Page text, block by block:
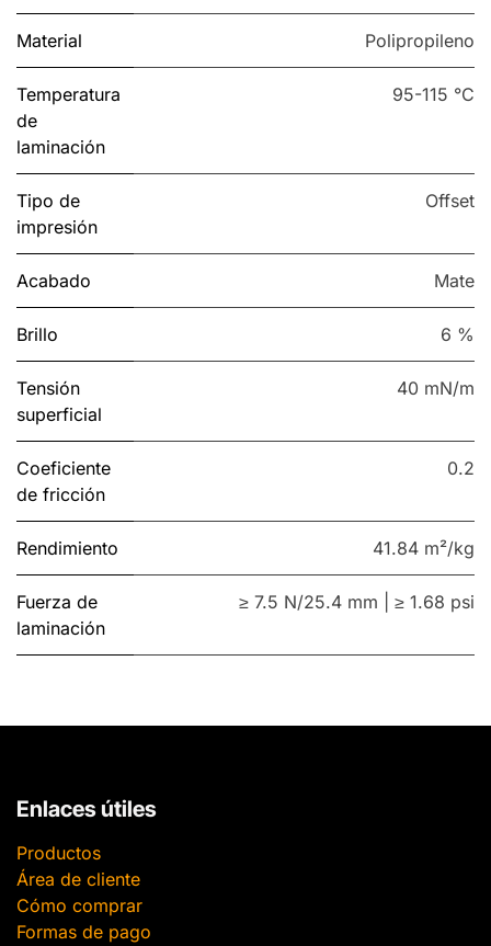
Material Polipropileno
Temperatura
de
laminación
95-115 °C
Tipo de
impresión
Offset
Acabado Mate
Brillo 6 %
Tensión
superficial
40 mN/m
Coeficiente
de fricción
0.2
Rendimiento 41.84 m²/kg
Fuerza de
laminación
≥ 7.5 N/25.4 mm | ≥ 1.68 psi
Enlaces útiles
Productos
Área de cliente
Cómo comprar
Formas de pago